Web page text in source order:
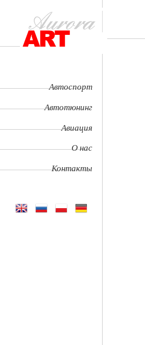
Автоспорт
Автотюнинг
Авиация
О нас
Контакты